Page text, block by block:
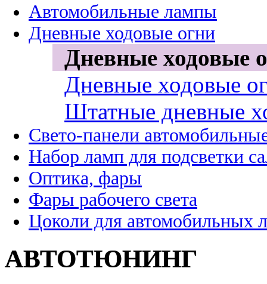
Автомобильные лампы
Дневные ходовые огни
Дневные ходовые
Дневные ходовые
Штатные дневные
Свето-панели
Набор ламп для подсветки
Оптика, фары
Фары рабочего света
Цоколи для автомобильных
АВТОТЮНИНГ